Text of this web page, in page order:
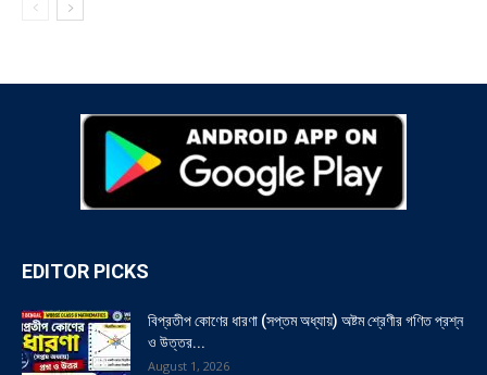
EDITOR PICKS
বিপ্রতীপ কোণের ধারণা (সপ্তম অধ্যায়) অষ্টম শ্রেণীর গণিত প্রশ্ন
ও উত্তর...
August 1, 2026